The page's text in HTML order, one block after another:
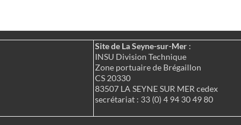
Site de La Seyne-sur-Mer :
INSU Division Technique
Zone portuaire de Brégaillon
CS 20330
83507 LA SEYNE SUR MER cedex
secrétariat : 33 (0) 4 94 30 49 80